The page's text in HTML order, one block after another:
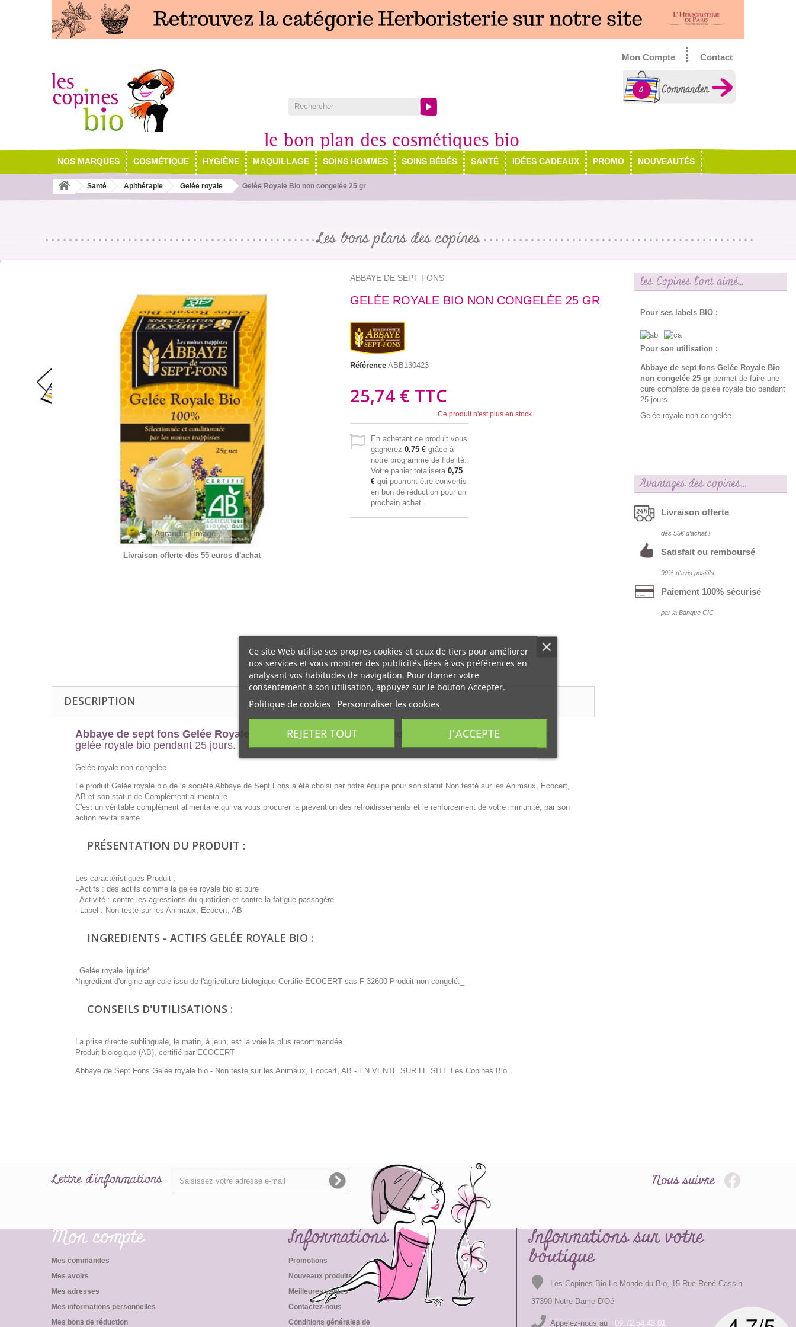
Contact
Mon Compte
0
NOS MARQUES COSMÉTIQUE HYGIÈNE MAQUILLAGE SOINS HOMMES SOINS BÉBÉS SANTÉ IDÉES CADEAUX PROMO NOUVEAUTÉS
Santé Apithérapie Gelée royale Gelée Royale Bio non congelée 25 gr
Les bons plans des copines
Agrandir l'image
Livraison offerte dès 55 euros d'achat
ABBAYE DE SEPT FONS
GELÉE ROYALE BIO NON CONGELÉE 25 GR
Référence ABB130423
25,74 € TTC
Ce produit n'est plus en stock
En achetant ce produit vous
gagnerez 0,75 € grâce à
notre programme de fidélité.
Votre panier totalisera 0,75
€ qui pourront être convertis
en bon de réduction pour un
prochain achat.
les Copines l'ont aimé...
Pour ses labels BIO :
Pour son utilisation :
Abbaye de sept fons Gelée Royale Bio
non congelée 25 grpermet de faire une
cure complète de gelée royale bio pendant
25 jours.
Gelée royale non congelée.
Avantages des copines…
Livraison offerte
dés 55€ d‘achat !
Satisfait ou remboursé
99% d‘avis positifs
Paiement 100% sécurisé
par la Banque CIC
DESCRIPTION
Abbaye de sept fons Gelée Royale Bio non congelée 25 gr
permet de faire une cure complète de
gelée royale bio pendant 25 jours.
Gelée royale non congelée.
Le produit Gelée royale bio de la société Abbaye de Sept Fons a été choisi par notre équipe pour son statut Non testé sur les Animaux, Ecocert,
AB et son statut de Complément alimentaire.
C'est un véritable complément alimentaire qui va vous procurer la prévention des refroidissements et le renforcement de votre immunité, par son
action revitalisante.
PRÉSENTATION DU PRODUIT :
Les caractéristiques Produit :
- Actifs : des actifs comme la gelée royale bio et pure
- Activité : contre les agressions du quotidien et contre la fatigue passagère
- Label : Non testé sur les Animaux, Ecocert, AB
INGREDIENTS - ACTIFS GELÉE ROYALE BIO :
_Gelée royale liquide*
*Ingrédient d'origine agricole issu de l'agriculture biologique Certifié ECOCERT sas F 32600 Produit non congelé._
CONSEILS D'UTILISATIONS :
La prise directe sublinguale, le matin, à jeun, est la voie la plus recommandée.
Produit biologique (AB), certifié par ECOCERT
Abbaye de Sept Fons Gelée royale bio - Non testé sur les Animaux, Ecocert, AB - EN VENTE SUR LE SITE Les Copines Bio.
Ce site Web utilise ses propres cookies et ceux de tiers pour améliorer
nos services et vous montrer des publicités liées à vos préférences en
analysant vos habitudes de navigation. Pour donner votre
consentement à son utilisation, appuyez sur le bouton Accepter.
Politique de cookies Personnaliser les cookies
REJETER TOUT J'ACCEPTE
Lettre d'informations Nous suivre
Mon compte
Mes commandes
Mes avoirs
Mes adresses
Mes informations personnelles
Mes bons de réduction
Informations
Promotions
Nouveaux produits
Meilleures ventes
Contactez-nous
Conditions générales de
Informations sur votre
boutique
Les Copines Bio Le Monde du Bio, 15 Rue René Cassin
37390 Notre Dame D'Oé
Appelez-nous au : 09.72.54.43.01